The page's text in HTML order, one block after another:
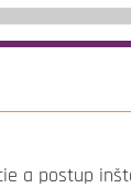
a postup